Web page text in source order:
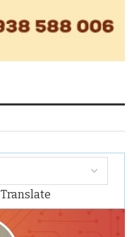
Translate